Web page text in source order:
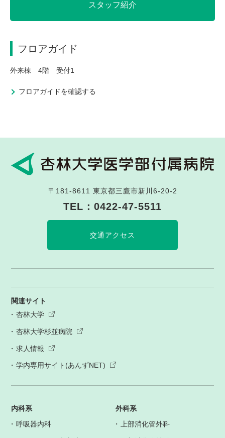
スタッフ紹介
フロアガイド
外来棟 4階 受付1
フロアガイドを確認する
〒181-8611 東京都三鷹市新川6-20-2
TEL： 0422-47-5511
交通アクセス
関連サイト
杏林大学
杏林大学杉並病院
求人情報
学内専用サイト(あんずNET)
内科系
呼吸器内科
外科系
上部消化管外科